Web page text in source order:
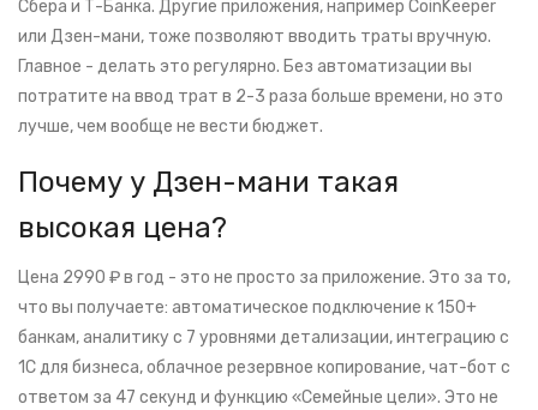
Сбера и Т-Банка. Другие приложения, например CoinKeeper
или Дзен-мани, тоже позволяют вводить траты вручную.
Главное - делать это регулярно. Без автоматизации вы
потратите на ввод трат в 2-3 раза больше времени, но это
лучше, чем вообще не вести бюджет.
Почему у Дзен-мани такая
высокая цена?
Цена 2990 ₽ в год - это не просто за приложение. Это за то,
что вы получаете: автоматическое подключение к 150+
банкам, аналитику с 7 уровнями детализации, интеграцию с
1С для бизнеса, облачное резервное копирование, чат-бот с
ответом за 47 секунд и функцию «Семейные цели». Это не